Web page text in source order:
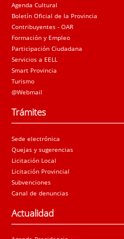
Agenda Cultural
Boletín Oficial de la Provincia
Contribuyentes - OAR
Formación y Empleo
Participación Ciudadana
Servicios a EELL
Smart Provincia
Turismo
@Webmail
Trámites
Sede electrónica
Quejas y sugerencias
Licitación Local
Licitación Provincial
Subvenciones
Canal de denuncias
Actualidad